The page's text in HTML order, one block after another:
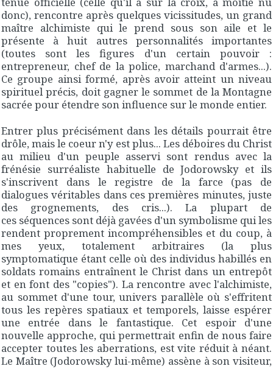
donc), rencontre après quelques vicissitudes, un grand
maître alchimiste qui le prend sous son aile et le
présente à huit autres personnalités importantes
(toutes sont les figures d'un certain pouvoir :
entrepreneur, chef de la police, marchand d'armes...).
Ce groupe ainsi formé, après avoir atteint un niveau
spirituel précis, doit gagner le sommet de la Montagne
sacrée pour étendre son influence sur le monde entier.
Entrer plus précisément dans les détails pourrait être
drôle, mais le coeur n'y est plus... Les déboires du Christ
au milieu d'un peuple asservi sont rendus avec la
frénésie surréaliste habituelle de Jodorowsky et ils
s'inscrivent dans le registre de la farce (pas de
dialogues véritables dans ces premières minutes, juste
des grognements, des cris...). La plupart de
ces séquences sont déjà gavées d'un symbolisme qui les
rendent proprement incompréhensibles et du coup, à
mes yeux, totalement arbitraires (la plus
symptomatique étant celle où des individus habillés en
soldats romains entraînent le Christ dans un entrepôt
et en font des "copies"). La rencontre avec l'alchimiste,
au sommet d'une tour, univers parallèle où s'effritent
tous les repères spatiaux et temporels, laisse espérer
une entrée dans le fantastique. Cet espoir d'une
nouvelle approche, qui permettrait enfin de nous faire
accepter toutes les aberrations, est vite réduit à néant.
Le Maître (Jodorowsky lui-même) assène à son visiteur,